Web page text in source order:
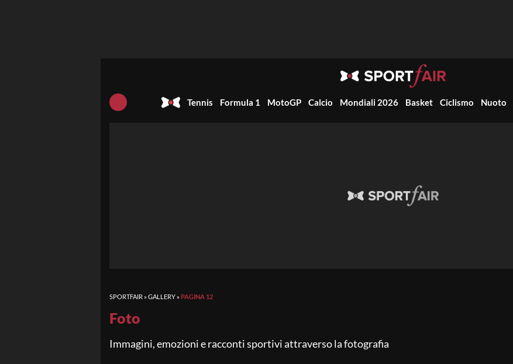
Tennis Formula 1 MotoGP Calcio Mondiali 2026 Basket Ciclismo Nuoto
SPORTFAIR »GALLERY » PAGINA 12
Foto
Immagini, emozioni e racconti sportivi attraverso la fotografia